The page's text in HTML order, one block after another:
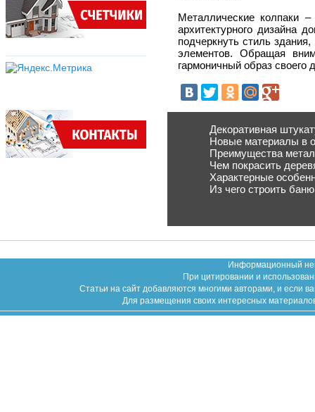
Металлические колпаки
архитектурного дизайна
подчеркнуть стиль
элементов. Обращая
гармоничный образ своего
Декоративная
Новые материалы в
Преимущества
Чем покрасить
Характерные
Из чего строить
Информационный
При цитировании и
Статьи на сайт добавляются многими авторами, и если
Для размещения своих интересных